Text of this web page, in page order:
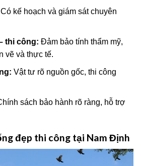
Có kế hoạch và giám sát chuyên
thi công: Đảm bảo tính thẩm mỹ,
vẽ và thực tế.
Vật tư rõ nguồn gốc, thi công
sách bảo hành rõ ràng, hỗ trợ
đẹp thi công tại Nam Định